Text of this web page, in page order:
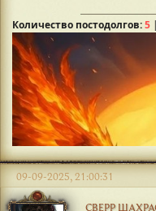
Количество постодолгов:5 |
СВЕРР
09-09-2025, 21:00:31